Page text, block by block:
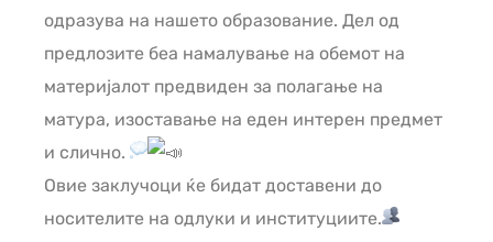
одразува на нашето образование. Дел од
предлозите беа намалување на обемот на
материјалот предвиден за полагање на
матура, изоставање на еден интерен предмет
и слично.
Овие заклучоци ќе бидат доставени до
носителите на одлуки и институциите.